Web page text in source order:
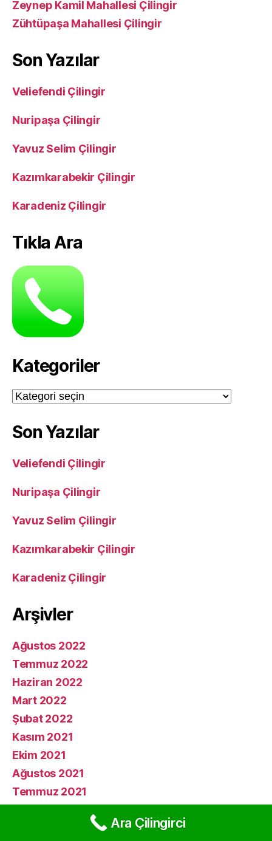
Zeynep Kamil Mahallesi Çilingir
Zühtüpaşa Mahallesi Çilingir
Son Yazılar
Veliefendi Çilingir
Nuripaşa Çilingir
Yavuz Selim Çilingir
Kazımkarabekir Çilingir
Karadeniz Çilingir
Tıkla Ara
Kategoriler
Kategoriler
Son Yazılar
Veliefendi Çilingir
Nuripaşa Çilingir
Yavuz Selim Çilingir
Kazımkarabekir Çilingir
Karadeniz Çilingir
Arşivler
Ağustos 2022
Temmuz 2022
Haziran 2022
Mart 2022
Şubat 2022
Kasım 2021
Ekim 2021
Ağustos 2021
Temmuz 2021
Ara Çilingirci